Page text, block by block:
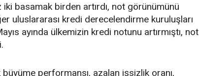
basamak birden artırdı, not görünümünü
uluslararası kredi derecelendirme kuruluşları
ayında ülkemizin kredi notunu artırmıştı, not
performansı, azalan işsizlik oranı,